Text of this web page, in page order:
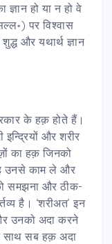
ज्ञान हो या न हो वे
पर विश्वास
और यथार्थ ज्ञान
के हक़ होते हैं।
और शरीर
का हक़ जिनको
उनसे काम ले और
समझना और ठीक-
है। ‘शरीअत’ इन
उनको अदा करने
साथ सब हक़ अदा